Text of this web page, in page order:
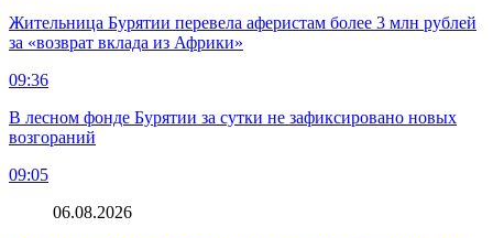
Жительница Бурятии перевела аферистам более 3 млн рублей
за «возврат вклада из Африки»
09:36
В лесном фонде Бурятии за сутки не зафиксировано новых
возгораний
09:05
06.08.2026